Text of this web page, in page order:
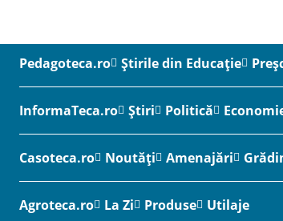
Pedagoteca.ro Știrile din Educație
InformaTeca.ro Știri Politică
Casoteca.ro Noutăți Amenajări
Agroteca.ro La Zi Produse Utilaje